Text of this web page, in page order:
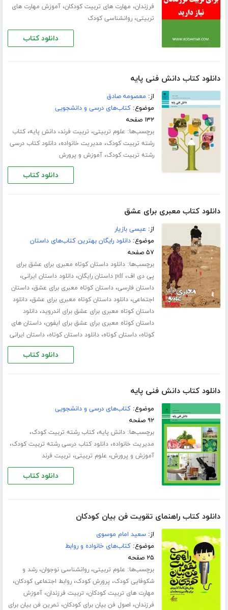
فرزندان، مهارت های تربیت کودکان،آموزش مهارت های
تربیتی،روانشناسی کودک
دانلود کتاب
دانلود کتاب دانش فنی پایه
از: معصومه صادق
موضوع:کتاب‌های درسی و دانشجویی
۱۳۲ صفحه
برچسب‌ها: علوم تربیتی، تربیت فرند،دانش پایه،کتاب
رشته تربیت کودک، مدیریت خانواده،دانلود کتاب درسی
رشته تربیت کودک،آموزش و پرورش
دانلود کتاب
دانلود کتاب معبری برای عشق
از: عیسی بازیار
موضوع:دانلود رایگان بهترین کتاب‌های داستان
۵۷ صفحه
برچسب‌ها:دانلود داستان کوتاه معبری برای عشق برای
پی دی اف،pdf داستان رایگان ،دانلود داستان ایرانی،
داستان فارسی،داستان کوتاه معبری برای عشق،داستان
اجتماعی،دانلود داستان کوتاه معبری برای عشق،دانلود
داستان کوتاه معبری برای عشق برای اندروید،دانلود
داستان کوتاه معبری برای عشق برای ایفون،داستان های
کوتاه،داستان کوتاه،دانلود داستان کوتاه،داستان ایرانی
دانلود کتاب
دانلود کتاب دانش فنی پایه
موضوع:کتاب‌های درسی و دانشجویی
۹۲ صفحه
برچسب‌ها:دانش پایه،کتاب رشته تربیت کودک،
مدیریت خانواده،دانلود کتاب درسی رشته تربیت کودک،
آموزش و پرورش، علوم تربیتی، تربیت فرند
دانلود کتاب
دانلود کتاب راهنمای تقویت فن بیان کودکان
از:سعید امام موسوی
موضوع:کتاب‌های خانواده و روابط
۲۵ صفحه
برچسب‌ها: علوم تربیتی،روانشناسی نوجوان،رشد و
شکوفایی کودک، پرورش کودک،روابط اجتماعی کودکان،
مهارت های تربیت کودکان، تربیت فرزندان،آموزش
فرزندان، اصول فن بیان برای کودکان، تمرین فن بیان برای